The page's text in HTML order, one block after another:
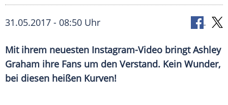
31.05.2017 - 08:50 Uhr
Mit ihrem neuesten Instagram-Video bringt Ashley
Graham ihre Fans um den Verstand. Kein Wunder,
bei diesen heißen Kurven!